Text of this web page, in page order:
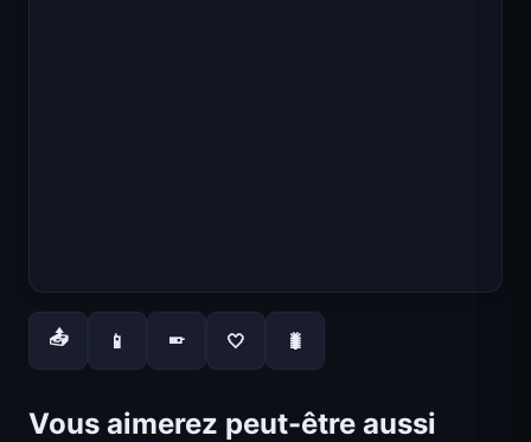
📤 📱 📱 🤍 🐛
Vous aimerez peut-être aussi